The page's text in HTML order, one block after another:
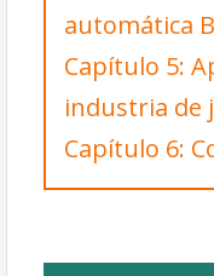
automática
Capítulo 5:
industria de
Capítulo 6: